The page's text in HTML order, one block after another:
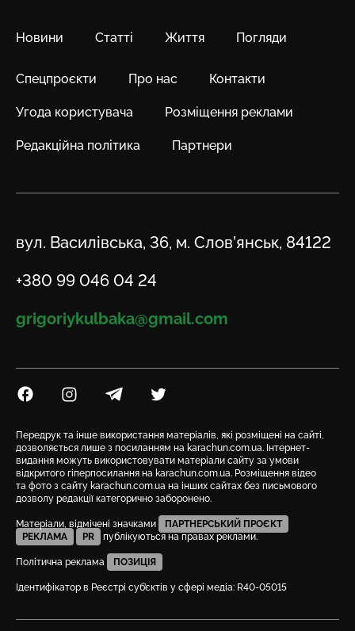
Новини Статті Життя Погляди
Спецпроєкти Про нас Контакти
Угода користувача Розміщення реклами
Редакційна політика Партнери
Адреса
вул. Василівська, 36, м. Слов’янськ, 84122
Телефон
+380 99 046 04 24
Email
grigoriykulbaka@gmail.com
Посилання на Facebook
Посилання на Instagram
Посилання на Telegram
Посилання на Twitter
Передрук та інше використання матеріалів, які розміщені на сайті,
дозволяється лише з посиланням на karachun.com.ua. Інтернет-
видання можуть використовувати матеріали сайту за умови
відкритого гіперпосилання на karachun.com.ua. Розміщення відео
та фото з сайту karachun.com.ua на інших сайтах без письмового
дозволу редакції категорично заборонено.
Матеріали, відмічені значками
ПАРТНЕРСЬКИЙ ПРОЄКТ
РЕКЛАМА
PR публікуються на правах реклами.
Політична реклама ПОЗИЦІЯ
Ідентифікатор в Реєстрі суб’єктів у сфері медіа: R40-05015